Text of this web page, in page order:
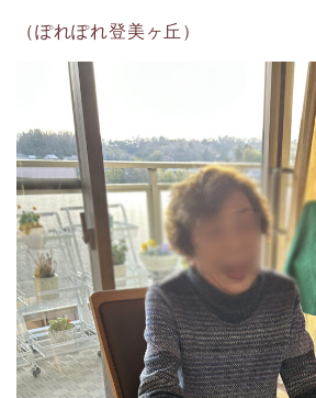
（ぽれぽれ登美ヶ丘）